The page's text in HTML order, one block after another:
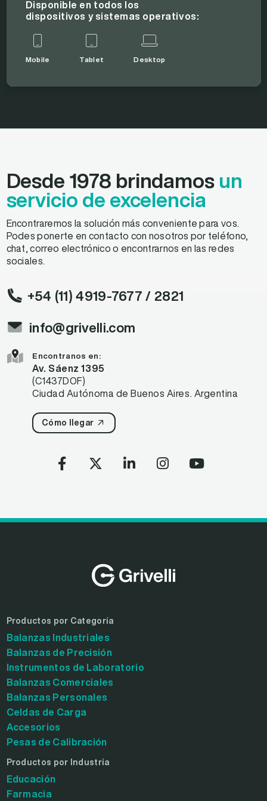
Disponible en todos los
dispositivos y sistemas operativos:
Mobile Tablet Desktop
Desde 1978 brindamos un
servicio de excelencia
Encontraremos la solución más conveniente para vos.
Podes ponerte en contacto con nosotros por teléfono,
chat, correo electrónico o encontrarnos en las redes
sociales.
+54 (11) 4919-7677 / 2821
info@grivelli.com
Encontranos en:
Av. Sáenz 1395
(C1437DOF)
Ciudad Autónoma de Buenos Aires. Argentina
Cómo llegar
Productos por Categoría
Balanzas Industriales
Balanzas de Precisión
Instrumentos de Laboratorio
Balanzas Comerciales
Balanzas Personales
Celdas de Carga
Accesorios
Pesas de Calibración
Productos por Industria
Educación
Farmacia